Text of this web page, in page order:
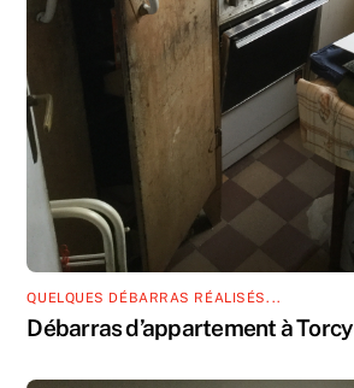
QUELQUES DÉBARRAS RÉALISÉS...
Débarras d’appartement à Torcy